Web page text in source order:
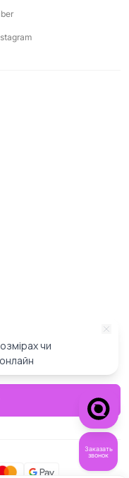
Заказать
звонок
чи